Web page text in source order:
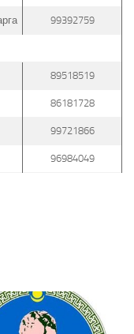
99392759
89518519
86181728
99721866
96984049